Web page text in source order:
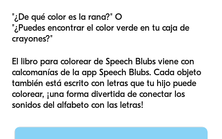
"¿De qué color es la rana?" O
"¿Puedes encontrar el color verde en tu caja de
crayones?"
El libro para colorear de Speech Blubs viene con
calcomanías de la app Speech Blubs. Cada objeto
también está escrito con letras que tu hijo puede
colorear, ¡una forma divertida de conectar los
sonidos del alfabeto con las letras!